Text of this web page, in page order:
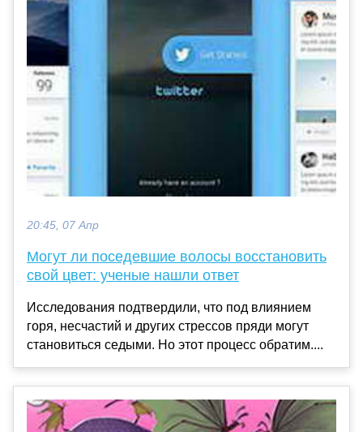
20:45, 07 Апр
Могут ли поседевшие волосы восстановить
свой цвет: ученые нашли ответ
Исследования подтвердили, что под влиянием
горя, несчастий и других стрессов пряди могут
становиться седыми. Но этот процесс обратим....